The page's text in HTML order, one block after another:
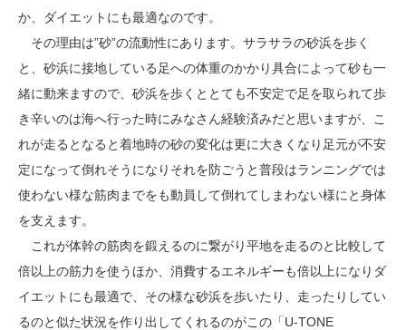
か、ダイエットにも最適なのです。
その理由は”砂”の流動性にあります。サラサラの砂浜を歩く
と、砂浜に接地している足への体重のかかり具合によって砂も一
緒に動来ますので、砂浜を歩くととても不安定で足を取られて歩
き辛いのは海へ行った時にみなさん経験済みだと思いますが、こ
れが走るとなると着地時の砂の変化は更に大きくなり足元が不安
定になって倒れそうになりそれを防ごうと普段はランニングでは
使わない様な筋肉までをも動員して倒れてしまわない様にと身体
を支えます。
これが体幹の筋肉を鍛えるのに繋がり平地を走るのと比較して
倍以上の筋力を使うほか、消費するエネルギーも倍以上になりダ
イエットにも最適で、その様な砂浜を歩いたり、走ったりしてい
るのと似た状況を作り出してくれるのがこの「U-TONE